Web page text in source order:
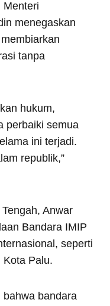
Menteri
menegaskan
tanpa
hukum,
perbaiki semua
ini terjadi.
republik,”
Anwar
Bandara IMIP
seperti
Kota Palu.
bahwa bandara